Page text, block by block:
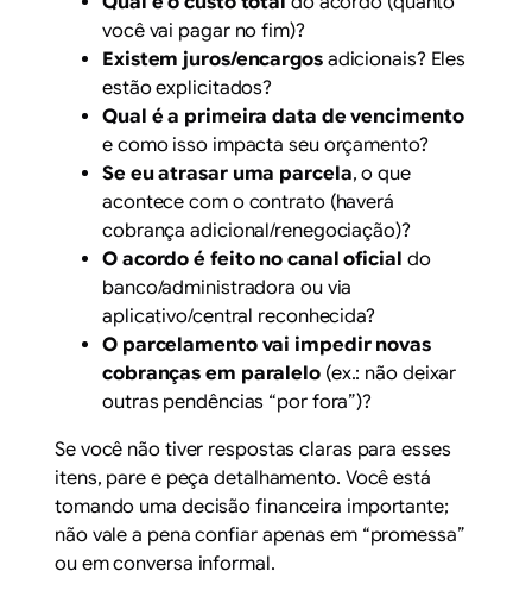
você vai pagar no fim)?
Existem juros/encargosadicionais? Eles
estão explicitados?
Qual é a primeira data de vencimento
e como isso impacta seu orçamento?
Se eu atrasar uma parcela, o que
acontece com o contrato (haverá
cobrança adicional/renegociação)?
O acordo é feito no canal oficial do
banco/administradora ou via
aplicativo/central reconhecida?
O parcelamento vai impedir novas
cobranças em paralelo(ex.: não deixar
outras pendências “por fora”)?
Se você não tiver respostas claras para esses
itens, pare e peça detalhamento. Você está
tomando uma decisão financeira importante;
não vale a pena confiar apenas em “promessa”
ou em conversa informal.